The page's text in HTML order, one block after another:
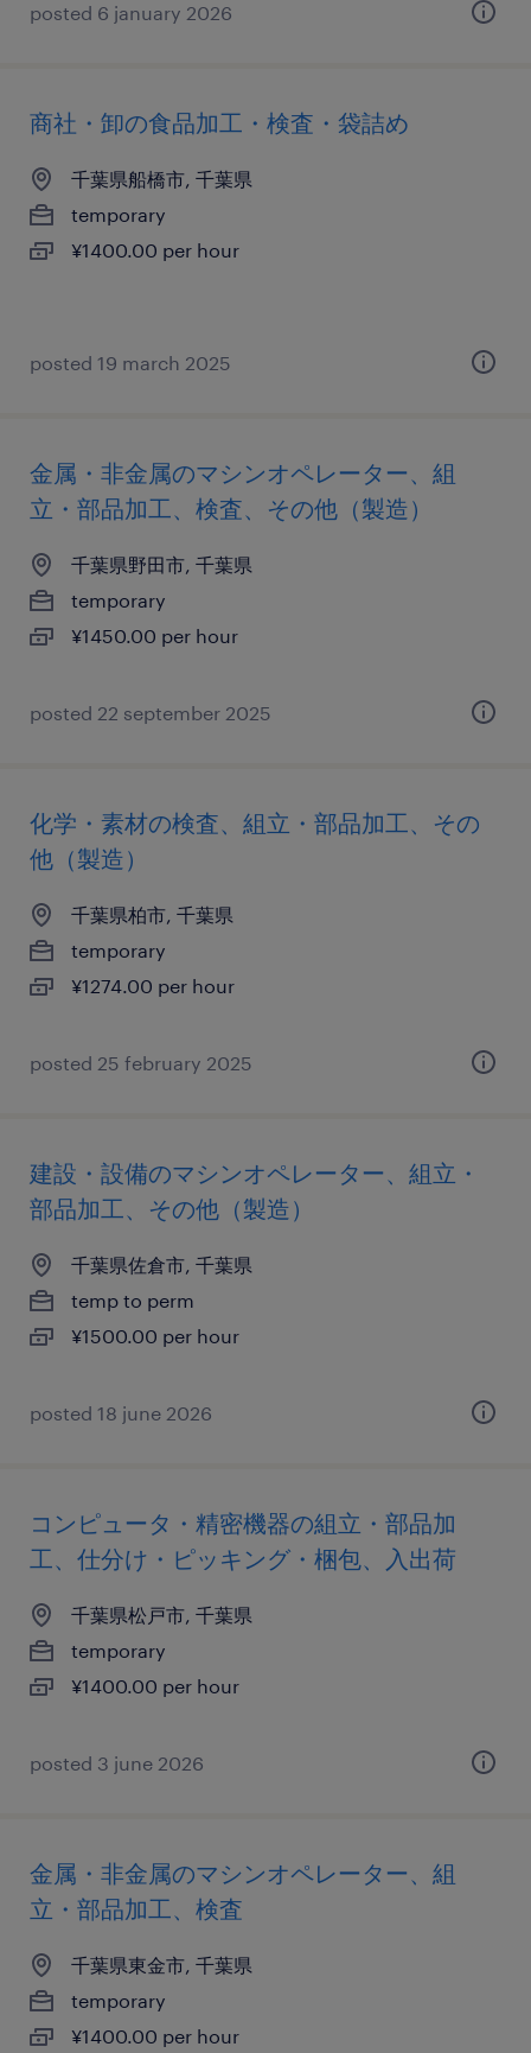
posted 6 january 2026
商社・卸の食品加工・検査・袋詰め
千葉県船橋市, 千葉県
temporary
¥1400.00 per hour
posted 19 march 2025
金属・非金属のマシンオペレーター、組
立・部品加工、検査、その他（製造）
千葉県野田市, 千葉県
temporary
¥1450.00 per hour
posted 22 september 2025
化学・素材の検査、組立・部品加工、その
他（製造）
千葉県柏市, 千葉県
temporary
¥1274.00 per hour
posted 25 february 2025
建設・設備のマシンオペレーター、組立・
部品加工、その他（製造）
千葉県佐倉市, 千葉県
temp to perm
¥1500.00 per hour
posted 18 june 2026
コンピュータ・精密機器の組立・部品加
工、仕分け・ピッキング・梱包、入出荷
千葉県松戸市, 千葉県
temporary
¥1400.00 per hour
posted 3 june 2026
金属・非金属のマシンオペレーター、組
立・部品加工、検査
千葉県東金市, 千葉県
temporary
¥1400.00 per hour